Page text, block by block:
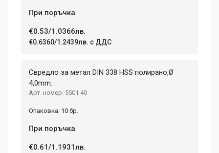
Email Address
Post Your Review
При поръчка
€0.53/1.0366лв.
€0.6360/1.2439лв. с ДДС
Свредло за метал DIN 338 HSS полирано,Ø
4,0mm.
5501 40
10 бр.
При поръчка
€0.61/1.1931лв.